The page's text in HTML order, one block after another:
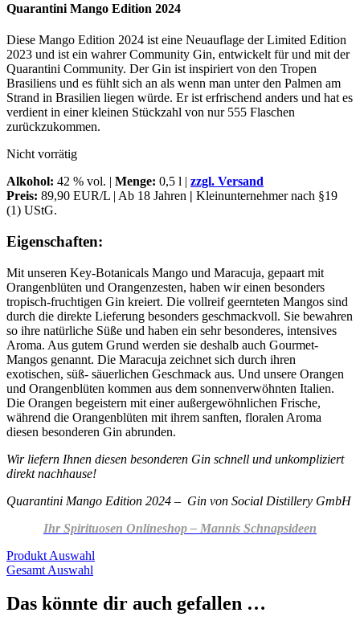
Quarantini Mango Edition 2024
Diese Mango Edition 2024 ist eine Neuauflage der Limited Edition
2023 und ist ein wahrer Community Gin, entwickelt für und mit der
Quarantini Community. Der Gin ist inspiriert von den Tropen
Brasiliens und es fühlt sich an als wenn man unter den Palmen am
Strand in Brasilien liegen würde. Er ist erfrischend anders und hat es
verdient in einer kleinen Stückzahl von nur 555 Flaschen
zurückzukommen.
Nicht vorrätig
Alkohol: 42 % vol. | Menge: 0,5 l | zzgl. Versand
Preis: 89,90 EUR/L | Ab 18 Jahren | Kleinunternehmer nach §19
(1) UStG.
Eigenschaften:
Mit unseren Key-Botanicals Mango und Maracuja, gepaart mit
Orangenblüten und Orangenzesten, haben wir einen besonders
tropisch-fruchtigen Gin kreiert. Die vollreif geernteten Mangos sind
durch die direkte Lieferung besonders geschmackvoll. Sie bewahren
so ihre natürliche Süße und haben ein sehr besonderes, intensives
Aroma. Aus gutem Grund werden sie deshalb auch Gourmet-
Mangos genannt. Die Maracuja zeichnet sich durch ihren
exotischen, süß- säuerlichen Geschmack aus. Und unsere Orangen
und Orangenblüten kommen aus dem sonnenverwöhnten Italien.
Die Orangen begeistern mit einer außergewöhnlichen Frische,
während die Orangenblüten mit ihrem sanften, floralen Aroma
diesen besonderen Gin abrunden.
Wir liefern Ihnen diesen besonderen Gin schnell und unkompliziert
direkt nachhause!
Quarantini Mango Edition 2024 – Gin von Social Distillery GmbH
Ihr Spirituosen Onlineshop – Mannis Schnapsideen
Produkt Auswahl
Gesamt Auswahl
Das könnte dir auch gefallen …